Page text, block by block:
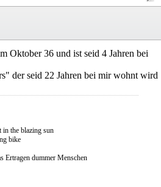
Oktober 36 und ist seid 4 Jahren bei
der seid 22 Jahren bei mir wohnt wird
the blazing sun
bike
Ertragen dummer Menschen